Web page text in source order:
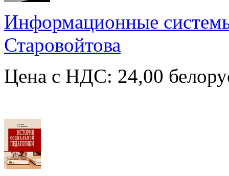
Информационные
Старовойтова
Цена с НДС: 24,00